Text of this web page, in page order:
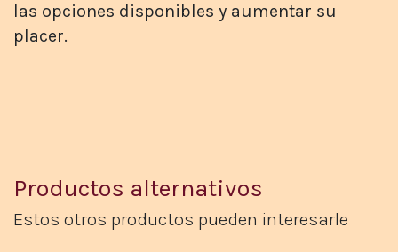
las opciones disponibles y aumentar su
placer.
Productos alternativos
Estos otros productos pueden interesarle​